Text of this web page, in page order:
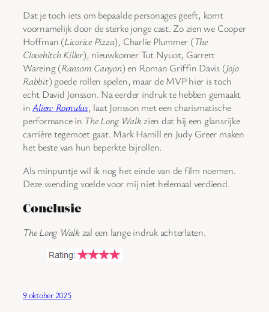
Dat je toch iets om bepaalde personages geeft, komt
voornamelijk door de sterke jonge cast. Zo zien we Cooper
Hoffman (Licorice Pizza), Charlie Plummer (The
Clovehitch Killer), nieuwkomer Tut Nyuot, Garrett
Wareing (Ransom Canyon) en Roman Griffin Davis (Jojo
Rabbit) goede rollen spelen, maar de MVP hier is toch
echt David Jonsson. Na eerder indruk te hebben gemaakt
inAlien: Romulus, laat Jonsson met een charismatische
performance in The Long Walkzien dat hij een glansrijke
carrière tegemoet gaat. Mark Hamill en Judy Greer maken
het beste van hun beperkte bijrollen.
Als minpuntje wil ik nog het einde van de film noemen.
Deze wending voelde voor mij niet helemaal verdiend.
Conclusie
The Long Walkzal een lange indruk achterlaten.
9 oktober 2025